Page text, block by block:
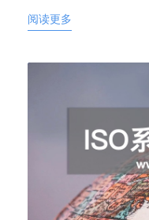
阅读更多